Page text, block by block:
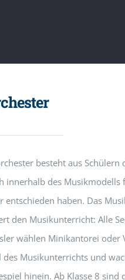
besteht aus Schülern
innerhalb des Musikmodells
entschieden haben. Das
den Musikunterricht: Alle
wählen Minikantorei oder
des Musikunterrichts und
hinein. Ab Klasse 8 sind